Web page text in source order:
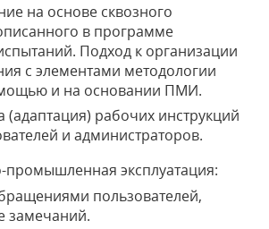
на основе сквозного
в программе
Подход к организации
c элементами методологии
и на основании ПМИ.
(адаптация) рабочих инструкций
и администраторов.
промышленная эксплуатация:
пользователей,
замечаний.